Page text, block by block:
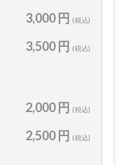
3,000 円 (税込)
3,500 円 (税込)
2,000 円 (税込)
2,500 円 (税込)